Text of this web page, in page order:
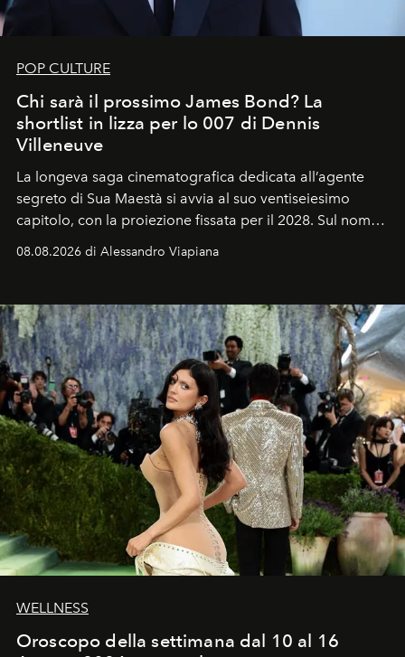
POP CULTURE
Chi sarà il prossimo James Bond? La
shortlist in lizza per lo 007 di Dennis
Villeneuve
La longeva saga cinematografica dedicata all’agente
segreto di Sua Maestà si avvia al suo ventiseiesimo
capitolo, con la proiezione fissata per il 2028. Sul nome
Craig, però, regna ancora il più assoluto riserbo.
08.08.2026 di Alessandro Viapiana
WELLNESS
Oroscopo della settimana dal 10 al 16